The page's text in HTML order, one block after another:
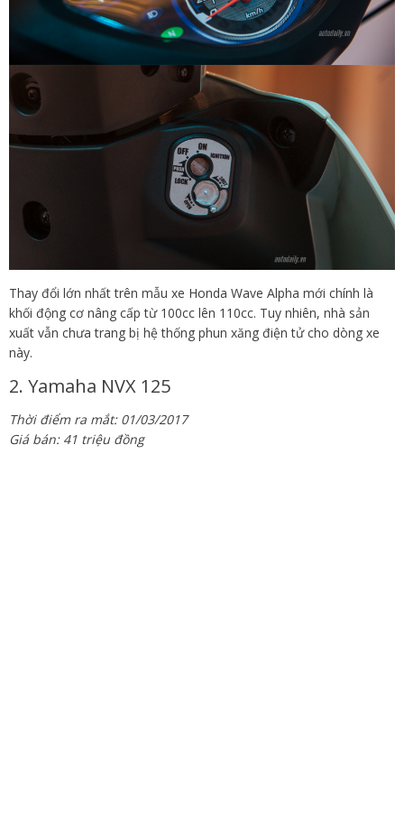
Thay đổi lớn nhất trên mẫu xe Honda Wave Alpha mới chính là
khối động cơ nâng cấp từ 100cc lên 110cc. Tuy nhiên, nhà sản
xuất vẫn chưa trang bị hệ thống phun xăng điện tử cho dòng xe
này.
2. Yamaha NVX 125
Thời điểm ra mắt: 01/03/2017
Giá bán: 41 triệu đồng